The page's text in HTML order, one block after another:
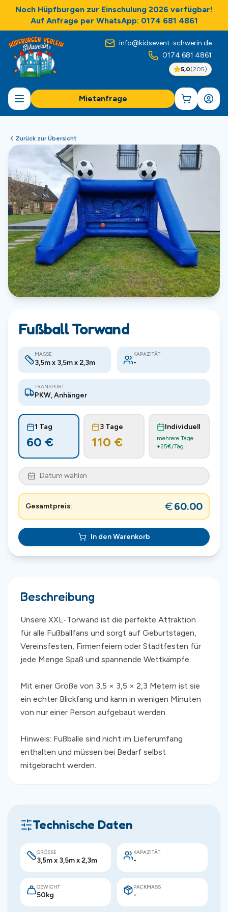
Noch Hüpfburgen zur Einschulung 2026 verfügbar!
Auf Anfrage per WhatsApp: 0174 681 4861
info@kidsevent-schwerin.de
0174 681 4861
5,0(205)
Mietanfrage
Zurück zur Übersicht
Fußball Torwand
MASSE
3,5m x 3,5m x 2,3m
KAPAZITÄT
-
TRANSPORT
PKW, Anhänger
1 Tag
60 €
3 Tage
110 €
Individuell
mehrere Tage
+25€/Tag
Datum wählen
Gesamtpreis: 60.00
In den Warenkorb
Beschreibung
Unsere XXL-Torwand ist die perfekte Attraktion
für alle Fußballfans und sorgt auf Geburtstagen,
Vereinsfesten, Firmenfeiern oder Stadtfesten für
jede Menge Spaß und spannende Wettkämpfe.
Mit einer Größe von 3,5 × 3,5 × 2,3 Metern ist sie
ein echter Blickfang und kann in wenigen Minuten
von nur einer Person aufgebaut werden.
Hinweis: Fußbälle sind nicht im Lieferumfang
enthalten und müssen bei Bedarf selbst
mitgebracht werden.
Technische Daten
GRÖSSE
3,5m x 3,5m x 2,3m
KAPAZITÄT
-
GEWICHT
50kg
PACKMASS
-